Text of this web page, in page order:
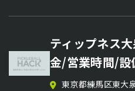
ティップネス
金/営業時間/設
東京都練馬区東大
ピックルボール
個別レッスン
関東近県
MASAHIRO’s
ピックルボール
stance】のメン